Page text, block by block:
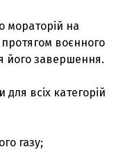
мораторій на
воєнного
його завершення.
всіх категорій
газу;